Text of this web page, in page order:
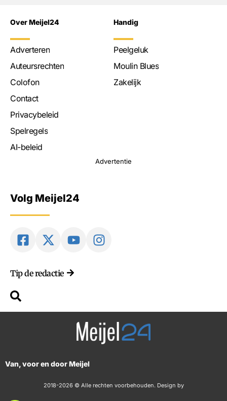
Over Meijel24
Adverteren
Auteursrechten
Colofon
Contact
Privacybeleid
Spelregels
AI-beleid
Handig
Peelgeluk
Moulin Blues
Zakelijk
Advertentie
Volg Meijel24
Tip de redactie
Van, voor en door Meijel
2018-2026 © Alle rechten voorbehouden. Design by